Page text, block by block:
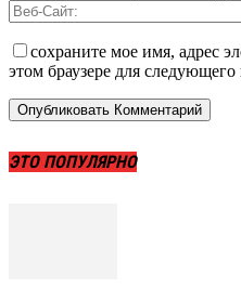
сохраните мое имя, адрес
этом браузере для
ЭТО ПОПУЛЯРНО